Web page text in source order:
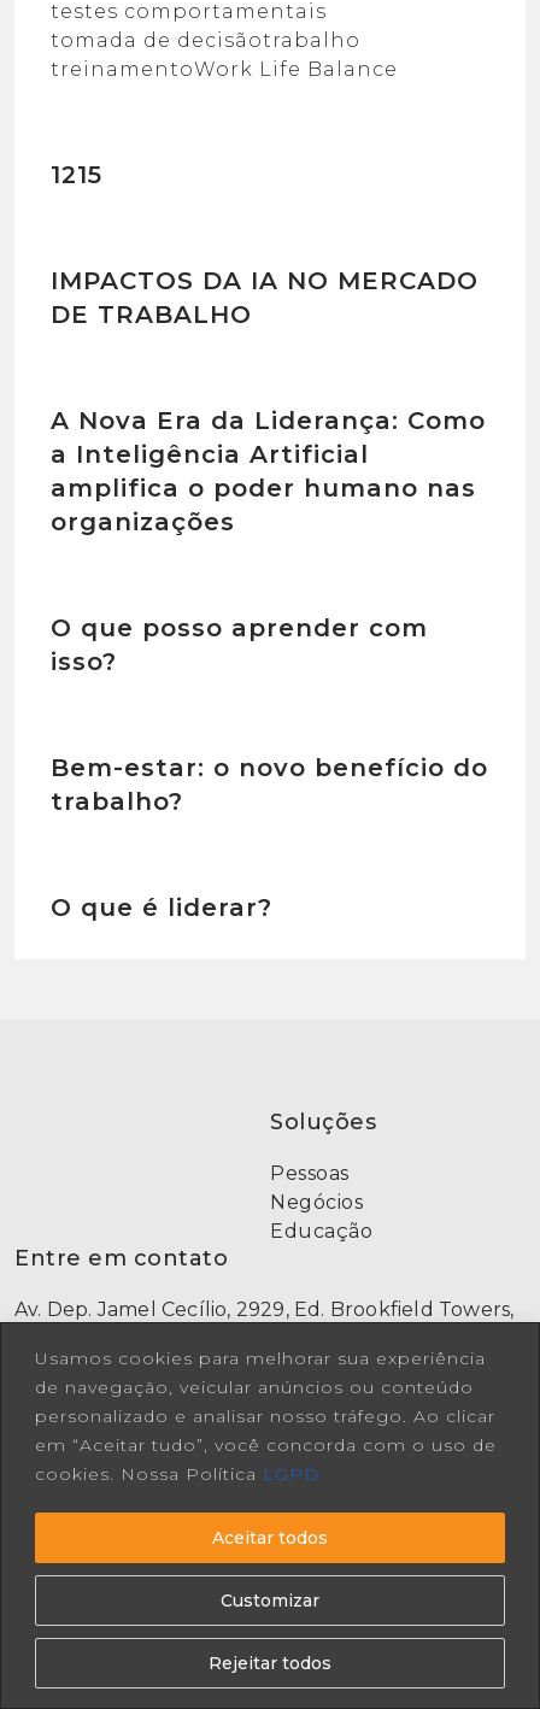
Usamos cookies para melhorar sua experiência
de navegação, veicular anúncios ou conteúdo
personalizado e analisar nosso tráfego. Ao clicar
em “Aceitar tudo”, você concorda com o uso de
cookies. Nossa Política LGPD
Customizar
Rejeitar todos
Aceitar todos
testes comportamentais
tomada de decisãotrabalho
treinamentoWork Life Balance
1215
IMPACTOS DA IA NO MERCADO
DE TRABALHO
A Nova Era da Liderança: Como
a Inteligência Artificial
amplifica o poder humano nas
organizações
O que posso aprender com
isso?
Bem-estar: o novo benefício do
trabalho?
O que é liderar?
Soluções
Pessoas
Negócios
Educação
Entre em contato
Av. Dep. Jamel Cecílio, 2929, Ed. Brookfield Towers,
(62) 9 9973-7669
[62] 3942-1882
Comercial: falecoma3@a3consultoria.com.br
Vagas A3: curriculo@a3consultoria.com.br
Redes Sociais
VOLTAR PARA TOPO